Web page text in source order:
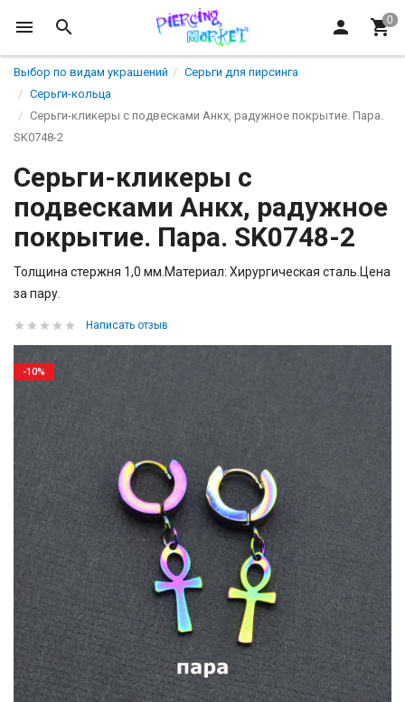
Выбор по видам украшений
Серьги для пирсинга
Серьги-кольца
Серьги-кликеры с подвесками Анкх, радужное покрытие. Пара.
SK0748-2
Серьги-кликеры с
подвесками Анкх, радужное
покрытие. Пара. SK0748-2
Толщина стержня 1,0 мм.Материал: Хирургическая сталь.Цена
за пару.
Написать отзыв
-10%